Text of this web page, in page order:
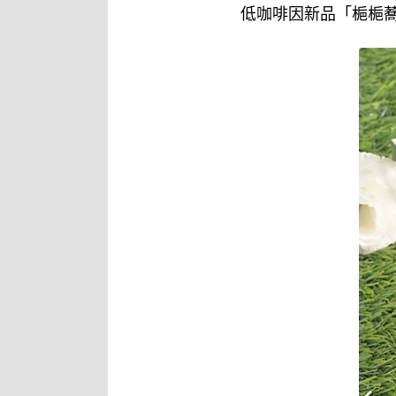
低咖啡因新品「梔梔